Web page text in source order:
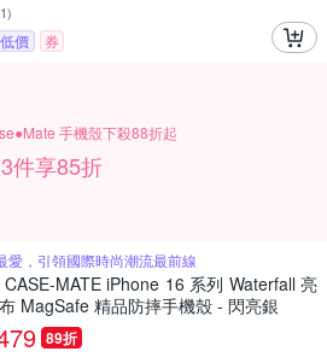
1)
價 券
手機殼下殺88折起
件享85折
愛，引領國際時尚潮流最前線
CASE-MATE iPhone 16 系列 Waterfall 亮
MagSafe 精品防摔手機殼 - 閃亮銀
89折